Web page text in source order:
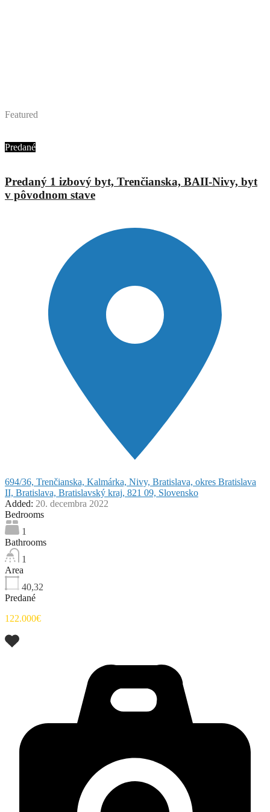
Featured
Predané
Predaný 1 izbový byt, Trenčianska, BAII-Nivy, byt
v pôvodnom stave
694/36, Trenčianska, Kalmárka, Nivy, Bratislava, okres Bratislava
II, Bratislava, Bratislavský kraj, 821 09, Slovensko
Added: 20. decembra 2022
Bedrooms
1
Bathrooms
1
Area
40,32
Predané
122.000€